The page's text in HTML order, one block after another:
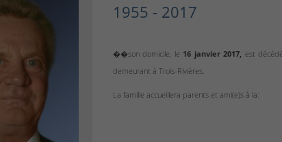
1955 - 2017
��son domicile, le 16 janvier 2017, est
demeurant à Trois-Rivières.
La famille accueillera parents et ami(e)s à la: